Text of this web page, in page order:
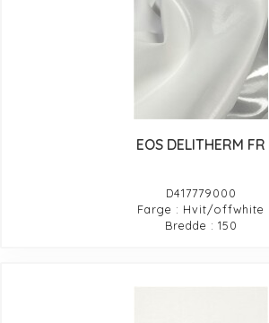
EOS DELITHERM FR
D417779000
Farge : Hvit/offwhite
Bredde : 150